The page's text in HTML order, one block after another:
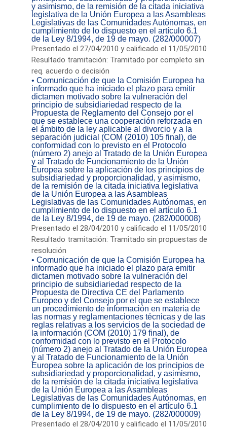
y asimismo, de la remisión de la citada iniciativa
legislativa de la Unión Europea a las Asambleas
Legislativas de las Comunidades Autónomas, en
cumplimiento de lo dispuesto en el artículo 6.1
de la Ley 8/1994, de 19 de mayo. (282/000007)
Presentado el 27/04/2010 y calificado el 11/05/2010
Resultado tramitación: Tramitado por completo sin
req. acuerdo o decisión
• Comunicación de que la Comisión Europea ha
informado que ha iniciado el plazo para emitir
dictamen motivado sobre la vulneración del
principio de subsidiariedad respecto de la
Propuesta de Reglamento del Consejo por el
que se establece una cooperación reforzada en
el ámbito de la ley aplicable al divorcio y a la
separación judicial (COM (2010) 105 final), de
conformidad con lo previsto en el Protocolo
(número 2) anejo al Tratado de la Unión Europea
y al Tratado de Funcionamiento de la Unión
Europea sobre la aplicación de los principios de
subsidiariedad y proporcionalidad, y asimismo,
de la remisión de la citada iniciativa legislativa
de la Unión Europea a las Asambleas
Legislativas de las Comunidades Autónomas, en
cumplimiento de lo dispuesto en el artículo 6.1
de la Ley 8/1994, de 19 de mayo. (282/000008)
Presentado el 28/04/2010 y calificado el 11/05/2010
Resultado tramitación: Tramitado sin propuestas de
resolución
• Comunicación de que la Comisión Europea ha
informado que ha iniciado el plazo para emitir
dictamen motivado sobre la vulneración del
principio de subsidiariedad respecto de la
Propuesta de Directiva CE del Parlamento
Europeo y del Consejo por el que se establece
un procedimiento de información en materia de
las normas y reglamentaciones técnicas y de las
reglas relativas a los servicios de la sociedad de
la información (COM (2010) 179 final), de
conformidad con lo previsto en el Protocolo
(número 2) anejo al Tratado de la Unión Europea
y al Tratado de Funcionamiento de la Unión
Europea sobre la aplicación de los principios de
subsidiariedad y proporcionalidad, y asimismo,
de la remisión de la citada iniciativa legislativa
de la Unión Europea a las Asambleas
Legislativas de las Comunidades Autónomas, en
cumplimiento de lo dispuesto en el artículo 6.1
de la Ley 8/1994, de 19 de mayo. (282/000009)
Presentado el 28/04/2010 y calificado el 11/05/2010